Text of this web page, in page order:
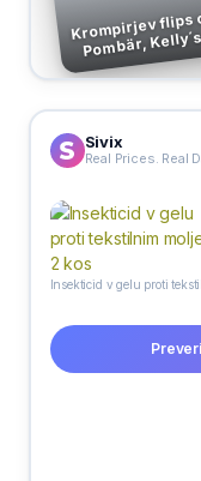
Krompirjev
Pombär,
Sivix
Real Prices. Real